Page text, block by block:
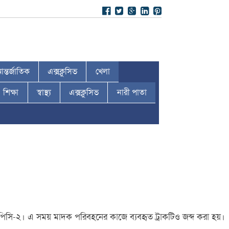
এক্সক্লুসিভ খেলা
শিক্ষা স্বাস্থ্য এক্সক্লুসিভ নারী পাতা
২। এ সময় মাদক পরিবহনের কাজে ব্যবহৃত ট্রাকটিও জব্দ করা হয়।